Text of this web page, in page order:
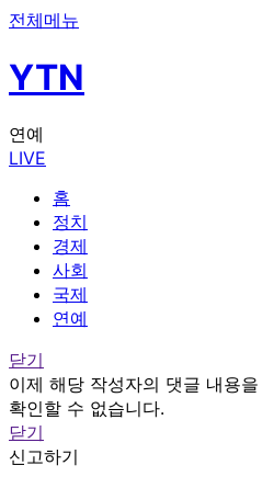
전체메뉴
YTN
연예
LIVE
홈
정치
경제
사회
국제
연예
닫기
이제 해당 작성자의 댓글 내용을
확인할 수 없습니다.
닫기
신고하기